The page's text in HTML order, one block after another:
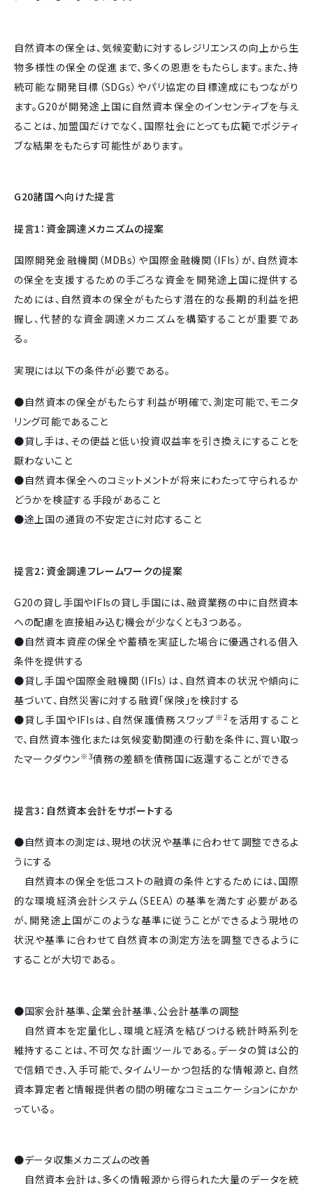
自然資本の保全は、気候変動に対するレジリエンスの向上から生
物多様性の保全の促進まで、多くの恩恵をもたらします。また、持
続可能な開発目標（SDGs）やパリ協定の目標達成にもつながり
ます。G20が開発途上国に自然資本保全のインセンティブを与え
ることは、加盟国だけでなく、国際社会にとっても広範でポジティ
ブな結果をもたらす可能性があります。
G20諸国へ向けた提言
提言1：資金調達メカニズムの提案
国際開発金融機関（MDBs）や国際金融機関（IFIs）が、自然資本
の保全を支援するための手ごろな資金を開発途上国に提供する
ためには、自然資本の保全がもたらす潜在的な長期的利益を把
握し、代替的な資金調達メカニズムを構築することが重要であ
る。
実現には以下の条件が必要である。
●自然資本の保全がもたらす利益が明確で、測定可能で、モニタ
リング可能であること
●貸し手は、その便益と低い投資収益率を引き換えにすることを
厭わないこと
●自然資本保全へのコミットメントが将来にわたって守られるか
どうかを検証する手段があること
●途上国の通貨の不安定さに対応すること
提言2：資金調達フレームワークの提案
G20の貸し手国やIFIsの貸し手国には、融資業務の中に自然資本
への配慮を直接組み込む機会が少なくとも3つある。
●自然資本資産の保全や蓄積を実証した場合に優遇される借入
条件を提供する
●貸し手国や国際金融機関（IFIs）は、自然資本の状況や傾向に
基づいて、自然災害に対する融資「保険」を検討する
●貸し手国やIFIsは、自然保護債務スワップ ※2 を活用すること
で、自然資本強化または気候変動関連の行動を条件に、買い取っ
たマークダウン※3債務の差額を債務国に返還することができる
提言3：自然資本会計をサポートする
●自然資本の測定は、現地の状況や基準に合わせて調整できるよ
うにする
自然資本の保全を低コストの融資の条件とするためには、国際
的な環境経済会計システム（SEEA）の基準を満たす必要がある
が、開発途上国がこのような基準に従うことができるよう現地の
状況や基準に合わせて自然資本の測定方法を調整できるように
することが大切である。
●国家会計基準、企業会計基準、公会計基準の調整
自然資本を定量化し、環境と経済を結びつける統計時系列を
維持することは、不可欠な計画ツールである。データの質は公的
で信頼でき、入手可能で、タイムリーかつ包括的な情報源と、自然
資本算定者と情報提供者の間の明確なコミュニケーションにかか
っている。
●データ収集メカニズムの改善
自然資本会計は、多くの情報源から得られた大量のデータを統